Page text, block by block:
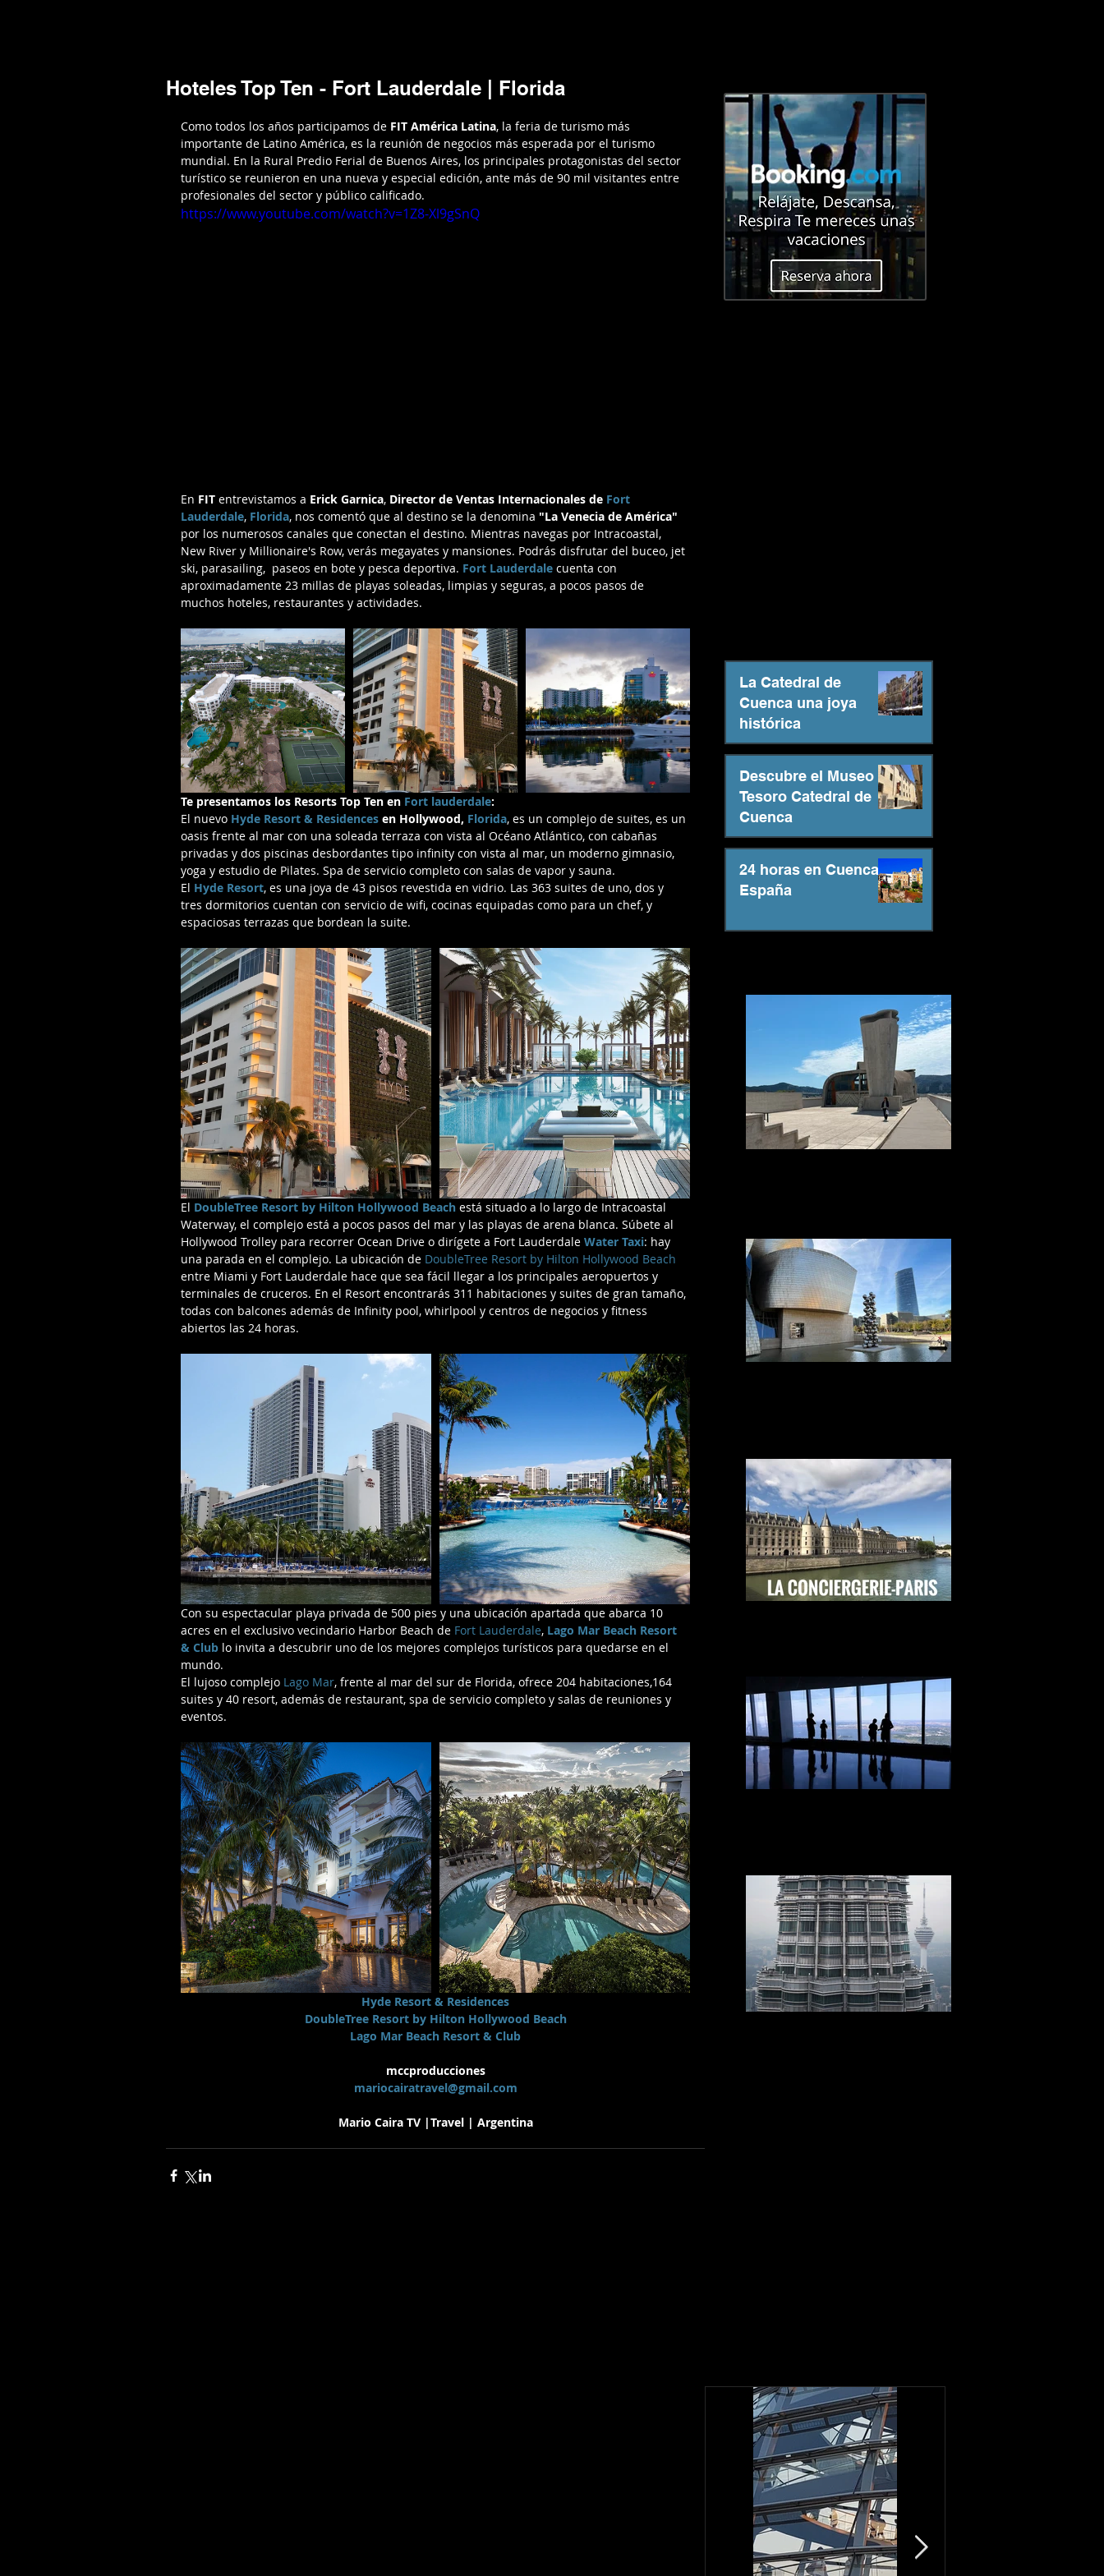
Hoteles Top Ten - Fort Lauderdale | Florida
Como todos los años participamos de FIT América Latina, la feria de turismo más
importante de Latino América, es la reunión de negocios más esperada por el turismo
mundial. En la Rural Predio Ferial de Buenos Aires, los principales protagonistas del sector
turístico se reunieron en una nueva y especial edición, ante más de 90 mil visitantes entre
profesionales del sector y público calificado.
https://www.youtube.com/watch?v=1Z8-Xl9gSnQ
En FIT entrevistamos a Erick Garnica, Director de Ventas Internacionales de Fort
Lauderdale, Florida, nos comentó que al destino se la denomina "La Venecia de América"
por los numerosos canales que conectan el destino. Mientras navegas por Intracoastal,
New River y Millionaire's Row, verás megayates y mansiones. Podrás disfrutar del buceo, jet
ski, parasailing,  paseos en bote y pesca deportiva. Fort Lauderdale cuenta con
aproximadamente 23 millas de playas soleadas, limpias y seguras, a pocos pasos de
muchos hoteles, restaurantes y actividades.
Te presentamos los Resorts Top Ten en Fort lauderdale:
El nuevo Hyde Resort & Residences en Hollywood, Florida, es un complejo de suites, es un
oasis frente al mar con una soleada terraza con vista al Océano Atlántico, con cabañas
privadas y dos piscinas desbordantes tipo infinity con vista al mar, un moderno gimnasio,
yoga y estudio de Pilates. Spa de servicio completo con salas de vapor y sauna.
El Hyde Resort, es una joya de 43 pisos revestida en vidrio. Las 363 suites de uno, dos y
tres dormitorios cuentan con servicio de wifi, cocinas equipadas como para un chef, y
espaciosas terrazas que bordean la suite.
El DoubleTree Resort by Hilton Hollywood Beach está situado a lo largo de Intracoastal
Waterway, el complejo está a pocos pasos del mar y las playas de arena blanca. Súbete al
Hollywood Trolley para recorrer Ocean Drive o dirígete a Fort Lauderdale Water Taxi: hay
una parada en el complejo. La ubicación de DoubleTree Resort by Hilton Hollywood Beach
entre Miami y Fort Lauderdale hace que sea fácil llegar a los principales aeropuertos y
terminales de cruceros. En el Resort encontrarás 311 habitaciones y suites de gran tamaño,
todas con balcones además de Infinity pool, whirlpool y centros de negocios y fitness
abiertos las 24 horas.
Con su espectacular playa privada de 500 pies y una ubicación apartada que abarca 10
acres en el exclusivo vecindario Harbor Beach de Fort Lauderdale, Lago Mar Beach Resort
& Club lo invita a descubrir uno de los mejores complejos turísticos para quedarse en el
mundo.
El lujoso complejo Lago Mar, frente al mar del sur de Florida, ofrece 204 habitaciones,164
suites y 40 resort, además de restaurant, spa de servicio completo y salas de reuniones y
eventos.
Hyde Resort & Residences
DoubleTree Resort by Hilton Hollywood Beach
Lago Mar Beach Resort & Club
mccproducciones
mariocairatravel@gmail.com
Mario Caira TV |Travel | Argentina
La Catedral de
Cuenca una joya
histórica
Descubre el Museo
Tesoro Catedral de
Cuenca
24 horas en Cuenca -
España